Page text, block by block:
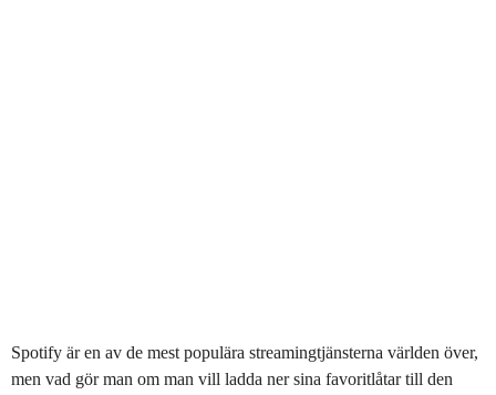
Spotify är en av de mest populära streamingtjänsterna världen över,
men vad gör man om man vill ladda ner sina favoritlåtar till den